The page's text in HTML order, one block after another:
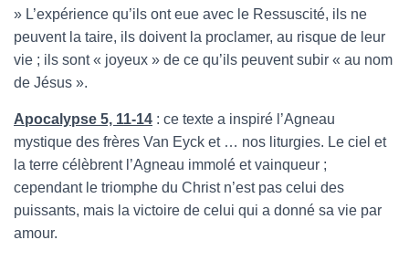
» L’expérience qu’ils ont eue avec le Ressuscité, ils ne
peuvent la taire, ils doivent la proclamer, au risque de leur
vie ; ils sont « joyeux » de ce qu’ils peuvent subir « au nom
de Jésus ».
Apocalypse 5, 11-14 : ce texte a inspiré l’Agneau
mystique des frères Van Eyck et … nos liturgies. Le ciel et
la terre célèbrent l’Agneau immolé et vainqueur ;
cependant le triomphe du Christ n’est pas celui des
puissants, mais la victoire de celui qui a donné sa vie par
amour.